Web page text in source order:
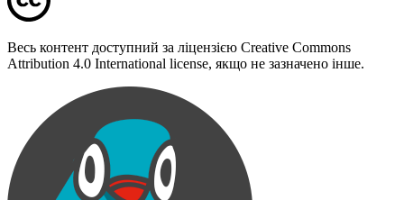
Весь контент доступний за ліцензією Creative Commons
Attribution 4.0 International license, якщо не зазначено інше.